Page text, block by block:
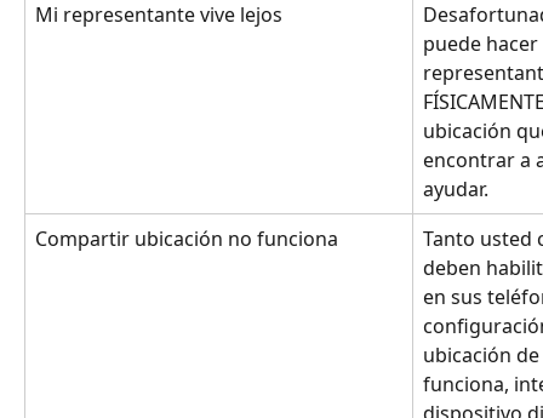
Mi representante vive lejos
puede
ubicación
encontrar a
ayudar.
Compartir ubicación no funciona
Tanto usted
deben
en sus
ubicación
funciona,